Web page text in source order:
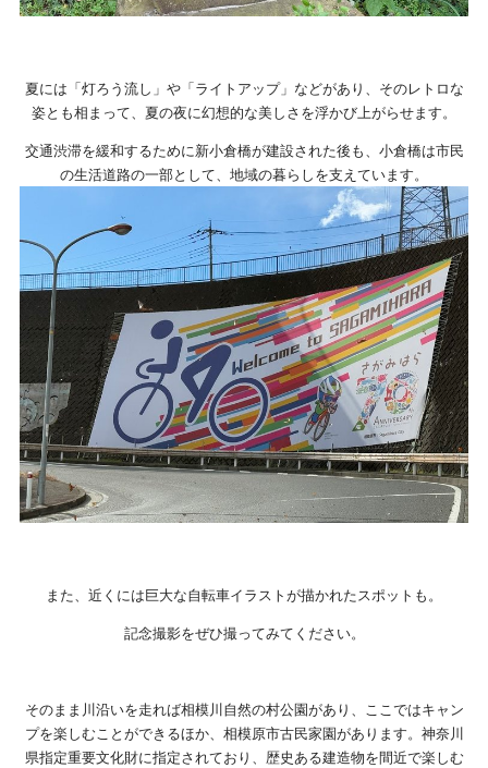
夏には「灯ろう流し」や「ライトアップ」などがあり、そのレトロな
姿とも相まって、夏の夜に幻想的な美しさを浮かび上がらせます。
交通渋滞を緩和するために新小倉橋が建設された後も、小倉橋は市民
の生活道路の一部として、地域の暮らしを支えています。
また、近くには巨大な自転車イラストが描かれたスポットも。
記念撮影をぜひ撮ってみてください。
そのまま川沿いを走れば相模川自然の村公園があり、ここではキャン
プを楽しむことができるほか、相模原市古民家園があります。神奈川
県指定重要文化財に指定されており、歴史ある建造物を間近で楽しむ